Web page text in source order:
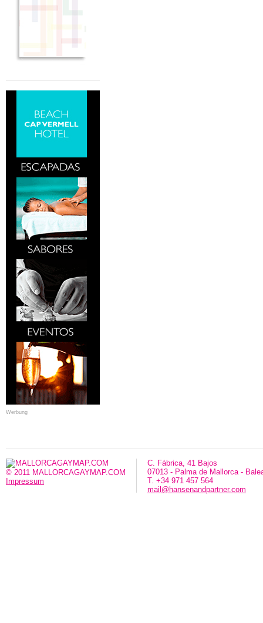
Werbung
© 2011 MALLORCAGAYMAP.COM
Impressum
C. Fábrica, 41 Bajos
07013 - Palma de Mallorca -
T. +34 971 457 564
mail@hansenandpartner.com